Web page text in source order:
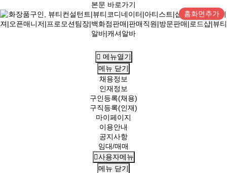
본문 바로가기
홈화면추가
메뉴열기
메뉴 닫기
채용정보
인재정보
구인등록(채용)
구직등록(인재)
마이페이지
이용안내
공지사항
임대/매매
사용자메뉴
메뉴 닫기